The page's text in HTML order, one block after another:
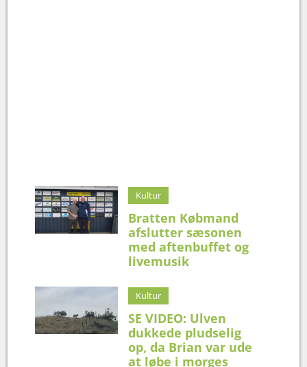
Kultur
Bratten Købmand
afslutter sæsonen
med aftenbuffet og
livemusik
Kultur
SE VIDEO: Ulven
dukkede pludselig
op, da Brian var ude
at løbe i morges